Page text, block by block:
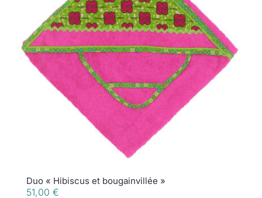
Duo « Hibiscus et bougainvillée »
51,00 €